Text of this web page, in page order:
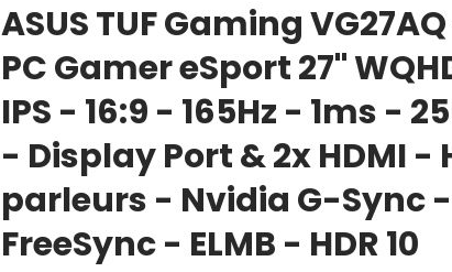
ASUS TUF Gaming
PC Gamer eSport 27"
IPS - 16:9 - 165Hz - 1ms -
- Display Port & 2x HDMI -
parleurs - Nvidia G-Sync -
FreeSync - ELMB - HDR 10